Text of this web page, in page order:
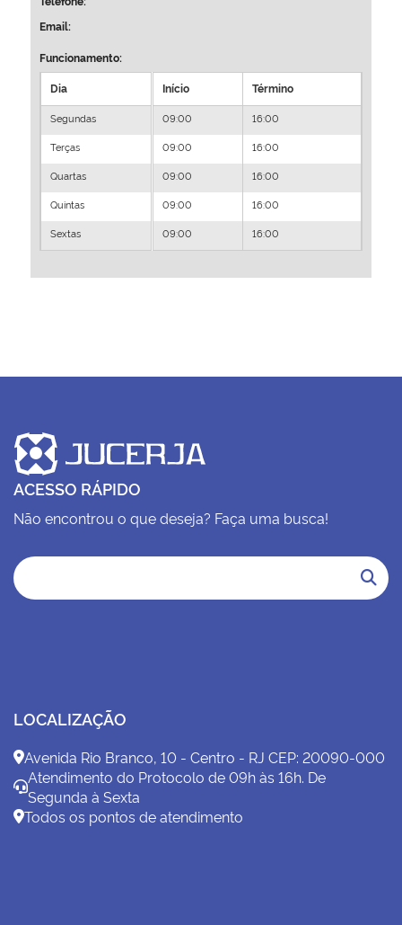
Email:
Funcionamento:
Início Término
09:00 16:00
09:00 16:00
09:00 16:00
09:00 16:00
09:00 16:00
Dia
Segundas
Terças
Quartas
Quintas
Sextas
ACESSO RÁPIDO
Não encontrou o que deseja? Faça uma busca!
LOCALIZAÇÃO
Avenida Rio Branco, 10 - Centro - RJ CEP: 20090-000
Atendimento do Protocolo de 09h às 16h. De
Segunda à Sexta
Todos os pontos de atendimento